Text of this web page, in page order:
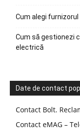
Cum alegi
Cum să gestionezi
electrică
Date de contact
Contact Bolt.
Contact eMAG –